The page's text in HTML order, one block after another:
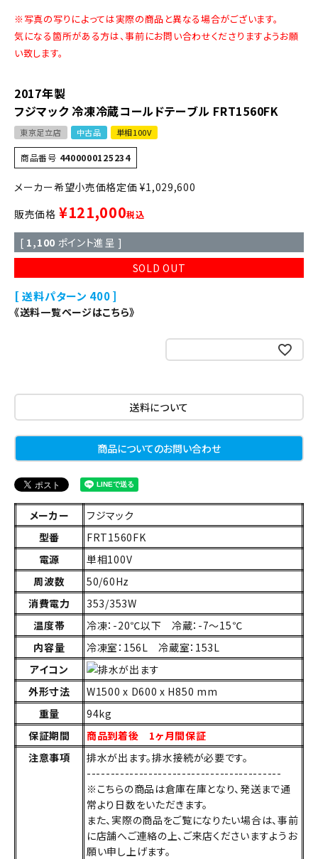
※写真の写りによっては実際の商品と異なる場合がございます。
気になる箇所がある方は、事前にお問い合わせくださりますようお願
い致します。
2017年製
フジマック 冷凍冷蔵コールドテーブル FRT1560FK
東京足立店 中古品 単相100V
商品番号 4400000125234
定価 ¥1,029,600
販売価格 ¥121,000税込
[ 1,100 ポイント進呈 ]
SOLD OUT
送料パターン 400
《送料一覧ページはこちら》
送料について
商品についてのお問い合わせ
メーカー
フジマック
型番
FRT1560FK
電源
単相100V
周波数
50/60Hz
消費電力
353/353W
温度帯
冷凍：-20℃以下 冷蔵：-7～15℃
内容量
冷凍室：156L 冷蔵室：153L
アイコン
外形寸法
W1500 x D600 x H850 mm
重量
94kg
保証期間
商品到着後 1ヶ月間保証
注意事項
排水が出ます。排水接続が必要です。
-----------------------------------------
※こちらの商品は倉庫在庫となり、発送まで通
常より日数をいただきます。
また、実際の商品をご覧になりたい場合は、事前
に店舗へご連絡の上、ご来店くださいますようお
願い申し上げます。